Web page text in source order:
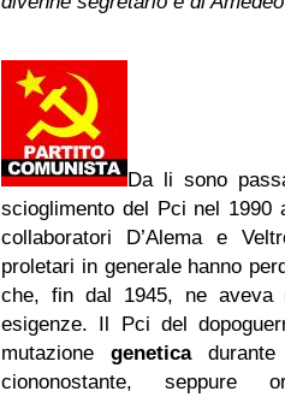
Da li sono
scioglimento del Pci nel
collaboratori D’Alema e
proletari in generale hanno
che, fin dal 1945, ne aveva
esigenze. Il Pci del
mutazione geneticadurante
ciononostante,